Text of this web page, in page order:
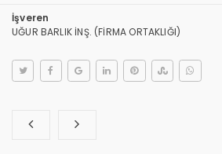
İşveren
UĞUR BARLIK İNŞ. (FİRMA ORTAKLIĞI)